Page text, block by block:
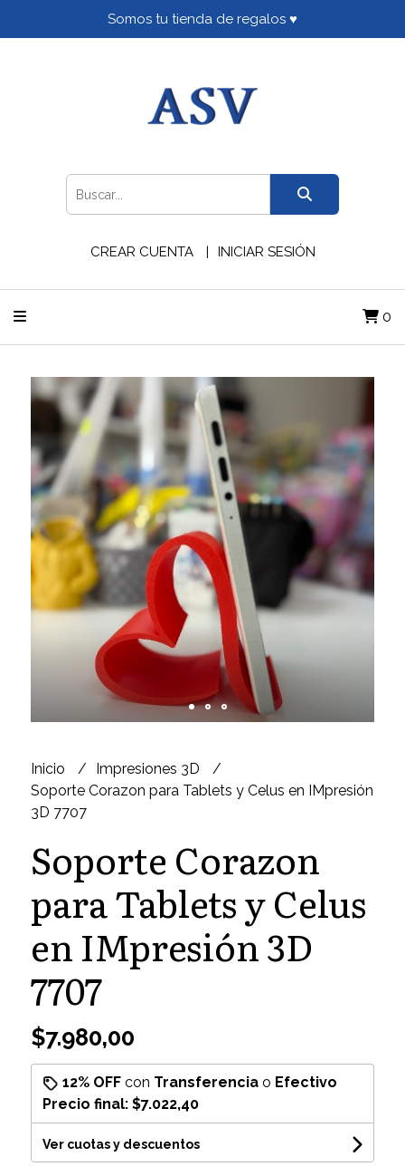
Somos tu tienda de regalos ♥
CREAR CUENTA INICIAR SESIÓN
0
Inicio
Impresiones 3D
Soporte Corazon para Tablets y Celus en IMpresión
3D 7707
Soporte Corazon
para Tablets y Celus
en IMpresión 3D
7707
$7.980,00
12% OFFcon Transferenciao Efectivo
Precio final: $7.022,40
Ver cuotas y descuentos